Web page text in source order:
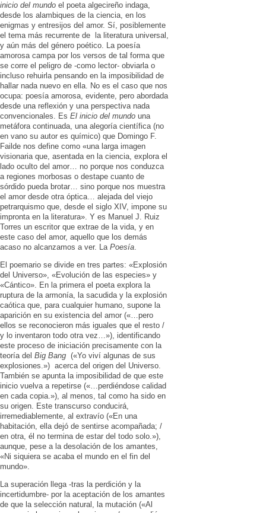
inicio del mundo el poeta algecireño indaga,
desde los alambiques de la ciencia, en los
enigmas y entresijos del amor. Sí, posiblemente
el tema más recurrente de la literatura universal,
y aún más del género poético. La poesía
amorosa campa por los versos de tal forma que
se corre el peligro de -como lector- obviarla o
incluso rehuirla pensando en la imposibilidad de
hallar nada nuevo en ella. No es el caso que nos
ocupa: poesía amorosa, evidente, pero abordada
desde una reflexión y una perspectiva nada
convencionales. Es El inicio del mundo una
metáfora continuada, una alegoría científica (no
en vano su autor es químico) que Domingo F.
Failde nos define como «una larga imagen
visionaria que, asentada en la ciencia, explora el
lado oculto del amor… no porque nos conduzca
a regiones morbosas o destape cuanto de
sórdido pueda brotar… sino porque nos muestra
el amor desde otra óptica… alejada del viejo
petrarquismo que, desde el siglo XIV, impone su
impronta en la literatura». Y es Manuel J. Ruiz
Torres un escritor que extrae de la vida, y en
este caso del amor, aquello que los demás
acaso no alcanzamos a ver. La Poesía.
El poemario se divide en tres partes: «Explosión
del Universo», «Evolución de las especies» y
«Cántico». En la primera el poeta explora la
ruptura de la armonía, la sacudida y la explosión
caótica que, para cualquier humano, supone la
aparición en su existencia del amor («…pero
ellos se reconocieron más iguales que el resto /
y lo inventaron todo otra vez…»), identificando
este proceso de iniciación precisamente con la
teoría del Big Bang («Yo viví algunas de sus
explosiones.») acerca del origen del Universo.
También se apunta la imposibilidad de que este
inicio vuelva a repetirse («…perdiéndose calidad
en cada copia.»), al menos, tal como ha sido en
su origen. Este transcurso conducirá,
irremediablemente, al extravío («En una
habitación, ella dejó de sentirse acompañada; /
en otra, él no termina de estar del todo solo.»),
aunque, pese a la desolación de los amantes,
«Ni siquiera se acaba el mundo en el fin del
mundo».
La superación llega -tras la perdición y la
incertidumbre- por la aceptación de los amantes
de que la selección natural, la mutación («Al